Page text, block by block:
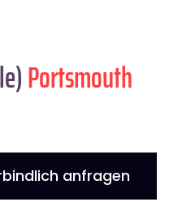
Portsmouth
anfragen